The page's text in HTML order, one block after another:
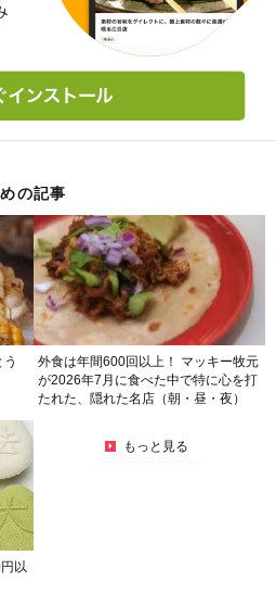
の記事
外食は年間600回以上！ マッキー牧元
が2026年7月に食べた中で特に心を打
たれた、隠れた名店（朝・昼・夜）
以
もっと見る